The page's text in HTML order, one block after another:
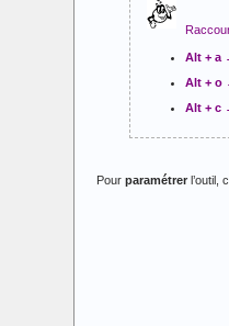
Alt + a
Alt + o
Alt + c
Pour paramétrer l’outil,